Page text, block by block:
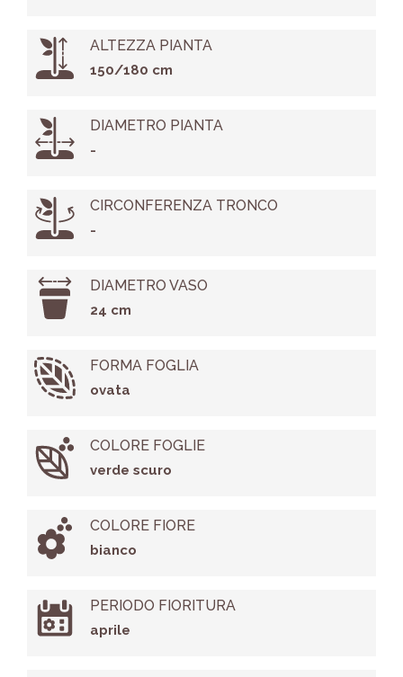
ALTEZZA PIANTA
150/180 cm
DIAMETRO PIANTA
-
CIRCONFERENZA TRONCO
-
DIAMETRO VASO
24 cm
FORMA FOGLIA
ovata
COLORE FOGLIE
verde scuro
COLORE FIORE
bianco
PERIODO FIORITURA
aprile